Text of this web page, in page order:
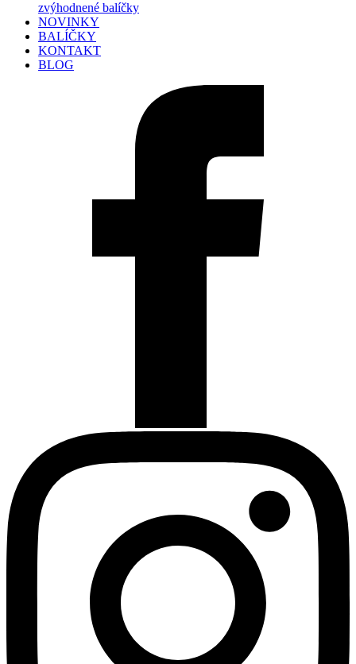
zvýhodnené balíčky
NOVINKY
BALÍČKY
KONTAKT
BLOG